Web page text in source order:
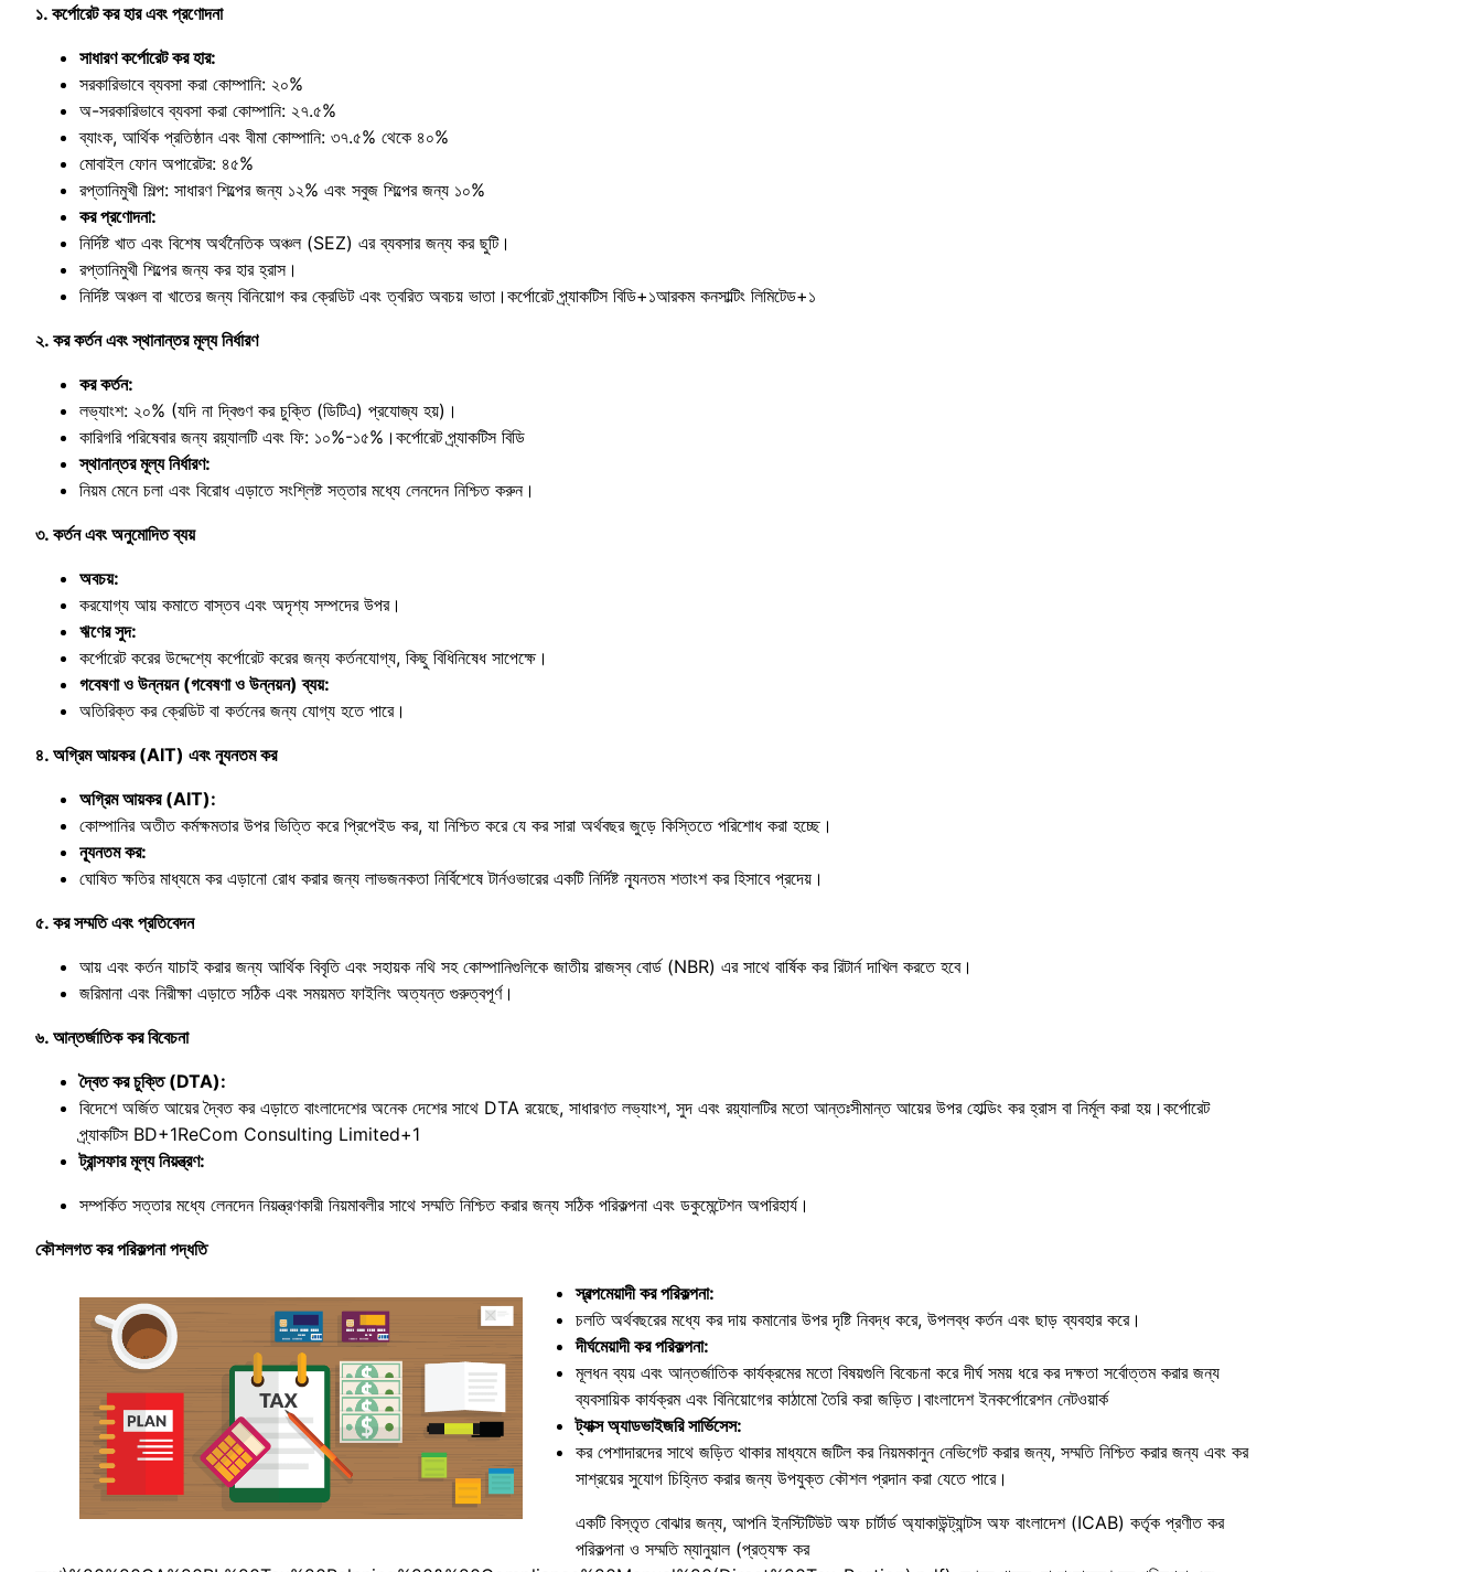
১. কর্পোরেট কর হার এবং প্রণোদনা
সাধারণ কর্পোরেট কর হার:
সরকারিভাবে ব্যবসা করা কোম্পানি: ২০%
অ-সরকারিভাবে ব্যবসা করা কোম্পানি: ২৭.৫%
ব্যাংক, আর্থিক প্রতিষ্ঠান এবং বীমা কোম্পানি: ৩৭.৫% থেকে ৪০%
মোবাইল ফোন অপারেটর: ৪৫%
রপ্তানিমুখী শিল্প: সাধারণ শিল্পের জন্য ১২% এবং সবুজ শিল্পের জন্য ১০%
কর প্রণোদনা:
নির্দিষ্ট খাত এবং বিশেষ অর্থনৈতিক অঞ্চল (SEZ) এর ব্যবসার জন্য কর ছুটি।
রপ্তানিমুখী শিল্পের জন্য কর হার হ্রাস।
নির্দিষ্ট অঞ্চল বা খাতের জন্য বিনিয়োগ কর ক্রেডিট এবং ত্বরিত অবচয় ভাতা।​কর্পোরেট প্র্যাকটিস বিডি+১আরকম কনসাল্টিং লিমিটেড+১
২. কর কর্তন এবং স্থানান্তর মূল্য নির্ধারণ
কর কর্তন:
লভ্যাংশ: ২০% (যদি না দ্বিগুণ কর চুক্তি (ডিটিএ) প্রযোজ্য হয়)।
কারিগরি পরিষেবার জন্য রয়্যালটি এবং ফি: ১০%-১৫%।​কর্পোরেট প্র্যাকটিস বিডি
স্থানান্তর মূল্য নির্ধারণ:
নিয়ম মেনে চলা এবং বিরোধ এড়াতে সংশ্লিষ্ট সত্তার মধ্যে লেনদেন নিশ্চিত করুন।​
৩. কর্তন এবং অনুমোদিত ব্যয়
অবচয়:
করযোগ্য আয় কমাতে বাস্তব এবং অদৃশ্য সম্পদের উপর।
ঋণের সুদ:
কর্পোরেট করের উদ্দেশ্যে কর্পোরেট করের জন্য কর্তনযোগ্য, কিছু বিধিনিষেধ সাপেক্ষে।
গবেষণা ও উন্নয়ন (গবেষণা ও উন্নয়ন) ব্যয়:
অতিরিক্ত কর ক্রেডিট বা কর্তনের জন্য যোগ্য হতে পারে।
৪. অগ্রিম আয়কর (AIT) এবং ন্যূনতম কর
অগ্রিম আয়কর (AIT):
কোম্পানির অতীত কর্মক্ষমতার উপর ভিত্তি করে প্রিপেইড কর, যা নিশ্চিত করে যে কর সারা অর্থবছর জুড়ে কিস্তিতে পরিশোধ করা হচ্ছে।
ন্যূনতম কর:
ঘোষিত ক্ষতির মাধ্যমে কর এড়ানো রোধ করার জন্য লাভজনকতা নির্বিশেষে টার্নওভারের একটি নির্দিষ্ট ন্যূনতম শতাংশ কর হিসাবে প্রদেয়।
৫. কর সম্মতি এবং প্রতিবেদন
আয় এবং কর্তন যাচাই করার জন্য আর্থিক বিবৃতি এবং সহায়ক নথি সহ কোম্পানিগুলিকে জাতীয় রাজস্ব বোর্ড (NBR) এর সাথে বার্ষিক কর রিটার্ন দাখিল করতে হবে।
জরিমানা এবং নিরীক্ষা এড়াতে সঠিক এবং সময়মত ফাইলিং অত্যন্ত গুরুত্বপূর্ণ।
৬. আন্তর্জাতিক কর বিবেচনা
দ্বৈত কর চুক্তি (DTA):
বিদেশে অর্জিত আয়ের দ্বৈত কর এড়াতে বাংলাদেশের অনেক দেশের সাথে DTA রয়েছে, সাধারণত লভ্যাংশ, সুদ এবং রয়্যালটির মতো আন্তঃসীমান্ত আয়ের উপর হোল্ডিং কর হ্রাস বা নির্মূল করা হয়।​কর্পোরেট
প্র্যাকটিস BD+1ReCom Consulting Limited+1
ট্রান্সফার মূল্য নিয়ন্ত্রণ:
সম্পর্কিত সত্তার মধ্যে লেনদেন নিয়ন্ত্রণকারী নিয়মাবলীর সাথে সম্মতি নিশ্চিত করার জন্য সঠিক পরিকল্পনা এবং ডকুমেন্টেশন অপরিহার্য।​
কৌশলগত কর পরিকল্পনা পদ্ধতি
স্বল্পমেয়াদী কর পরিকল্পনা:
চলতি অর্থবছরের মধ্যে কর দায় কমানোর উপর দৃষ্টি নিবদ্ধ করে, উপলব্ধ কর্তন এবং ছাড় ব্যবহার করে।
দীর্ঘমেয়াদী কর পরিকল্পনা:
মূলধন ব্যয় এবং আন্তর্জাতিক কার্যক্রমের মতো বিষয়গুলি বিবেচনা করে দীর্ঘ সময় ধরে কর দক্ষতা সর্বোত্তম করার জন্য
ব্যবসায়িক কার্যক্রম এবং বিনিয়োগের কাঠামো তৈরি করা জড়িত।​বাংলাদেশ ইনকর্পোরেশন নেটওয়ার্ক
ট্যাক্স অ্যাডভাইজরি সার্ভিসেস:
কর পেশাদারদের সাথে জড়িত থাকার মাধ্যমে জটিল কর নিয়মকানুন নেভিগেট করার জন্য, সম্মতি নিশ্চিত করার জন্য এবং কর
সাশ্রয়ের সুযোগ চিহ্নিত করার জন্য উপযুক্ত কৌশল প্রদান করা যেতে পারে।
একটি বিস্তৃত বোঝার জন্য, আপনি ইনস্টিটিউট অফ চার্টার্ড অ্যাকাউন্ট্যান্টস অফ বাংলাদেশ (ICAB) কর্তৃক প্রণীত কর
পরিকল্পনা ও সম্মতি ম্যানুয়াল (প্রত্যক্ষ কর